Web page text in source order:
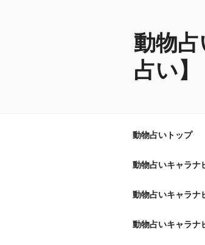
動物
占い】
動物占いトップ
動物占いキャラ
動物占いキャラ
動物占いキャラ